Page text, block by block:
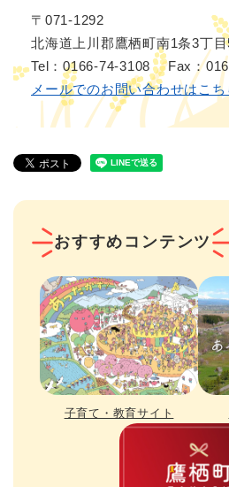
〒071-1292
北海道上川郡鷹栖町南1条3丁
Tel：0166-74-3108
Fax：
メールでのお問い合わせはこち
おすすめコンテンツ
子育て・教育サイト